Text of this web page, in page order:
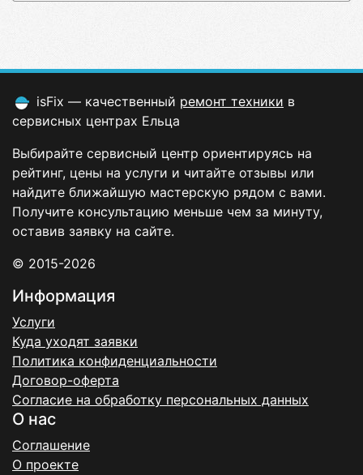
isFix — качественный ремонт техники в
сервисных центрах Ельца
Выбирайте сервисный центр ориентируясь на
рейтинг, цены на услуги и читайте отзывы или
найдите ближайшую мастерскую рядом с вами.
Получите консультацию меньше чем за минуту,
оставив заявку на сайте.
© 2015-2026
Информация
Услуги
Куда уходят заявки
Политика конфиденциальности
Договор-оферта
Согласие на обработку персональных данных
О нас
Соглашение
О проекте